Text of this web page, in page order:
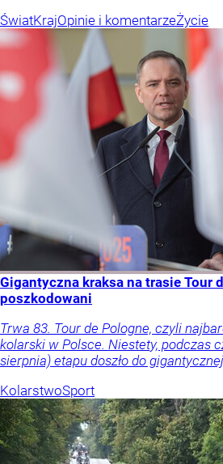
ŚwiatKrajOpinie i komentarzeŻycie
Gigantyczna kraksa na trasie Tour
poszkodowani
Trwa 83. Tour de Pologne, czyli
kolarski w Polsce. Niestety, podczas
sierpnia) etapu doszło do
KolarstwoSport